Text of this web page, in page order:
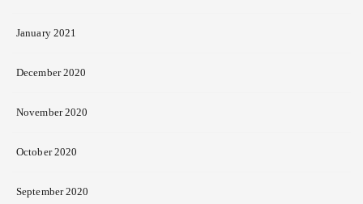
January 2021
December 2020
November 2020
October 2020
September 2020